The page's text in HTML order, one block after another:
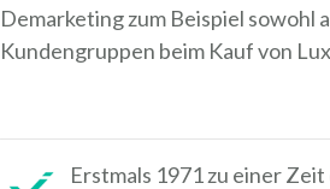
Demarketing zum Beispiel sowohl
Kundengruppen beim Kauf von
Erstmals 1971 zu einer